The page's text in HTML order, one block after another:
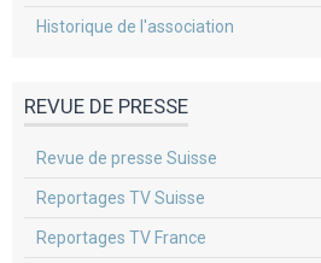
Historique de l'association
REVUE DE PRESSE
Revue de presse Suisse
Reportages TV Suisse
Reportages TV France